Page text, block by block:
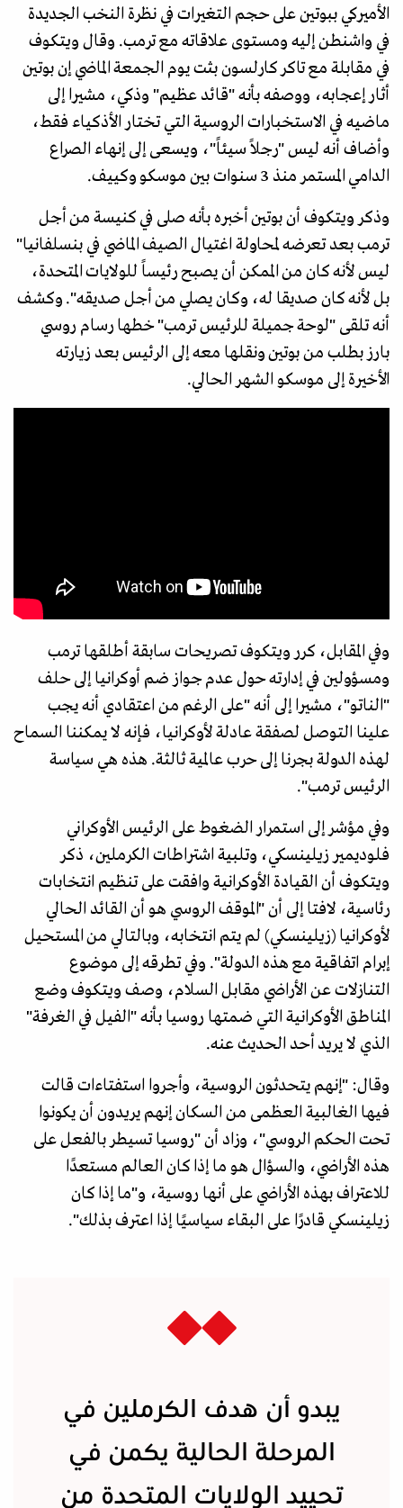
الأميركي ببوتين على حجم التغيرات في نظرة النخب الجديدة
في واشنطن إليه ومستوى علاقاته مع ترمب. وقال ويتكوف
في مقابلة مع تاكر كارلسون بثت يوم الجمعة الماضي إن بوتين
أثار إعجابه، ووصفه بأنه "قائد عظيم" وذكي، مشيرا إلى
ماضيه في الاستخبارات الروسية التي تختار الأذكياء فقط،
وأضاف أنه ليس "رجلاً سيئاً"، ويسعى إلى إنهاء الصراع
الدامي المستمر منذ 3 سنوات بين موسكو وكييف.
وذكر ويتكوف أن بوتين أخبره بأنه صلى في كنيسة من أجل
ترمب بعد تعرضه لمحاولة اغتيال الصيف الماضي في بنسلفانيا"
ليس لأنه كان من الممكن أن يصبح رئيساً للولايات المتحدة،
بل لأنه كان صديقا له، وكان يصلي من أجل صديقه". وكشف
أنه تلقى "لوحة جميلة للرئيس ترمب" خطها رسام روسي
بارز بطلب من بوتين ونقلها معه إلى الرئيس بعد زيارته
الأخيرة إلى موسكو الشهر الحالي.
وفي المقابل، كرر ويتكوف تصريحات سابقة أطلقها ترمب
ومسؤولين في إدارته حول عدم جواز ضم أوكرانيا إلى حلف
"الناتو"، مشيرا إلى أنه "على الرغم من اعتقادي أنه يجب
علينا التوصل لصفقة عادلة لأوكرانيا، فإنه لا يمكننا السماح
لهذه الدولة بجرنا إلى حرب عالمية ثالثة. هذه هي سياسة
الرئيس ترمب".
وفي مؤشر إلى استمرار الضغوط على الرئيس الأوكراني
فلوديمير زيلينسكي، وتلبية اشتراطات الكرملين، ذكر
ويتكوف أن القيادة الأوكرانية وافقت على تنظيم انتخابات
رئاسية، لافتا إلى أن "الموقف الروسي هو أن القائد الحالي
لأوكرانيا (زيلينسكي) لم يتم انتخابه، وبالتالي من المستحيل
إبرام اتفاقية مع هذه الدولة". وفي تطرقه إلى موضوع
التنازلات عن الأراضي مقابل السلام، وصف ويتكوف وضع
المناطق الأوكرانية التي ضمتها روسيا بأنه "الفيل في الغرفة"
الذي لا يريد أحد الحديث عنه.
وقال: "إنهم يتحدثون الروسية، وأجروا استفتاءات قالت
فيها الغالبية العظمى من السكان إنهم يريدون أن يكونوا
تحت الحكم الروسي"، وزاد أن "روسيا تسيطر بالفعل على
هذه الأراضي، والسؤال هو ما إذا كان العالم مستعدًا
للاعتراف بهذه الأراضي على أنها روسية، و"ما إذا كان
زيلينسكي قادرًا على البقاء سياسيًا إذا اعترف بذلك".
يبدو أن هدف الكرملين في
المرحلة الحالية يكمن في
تحييد الولايات المتحدة من